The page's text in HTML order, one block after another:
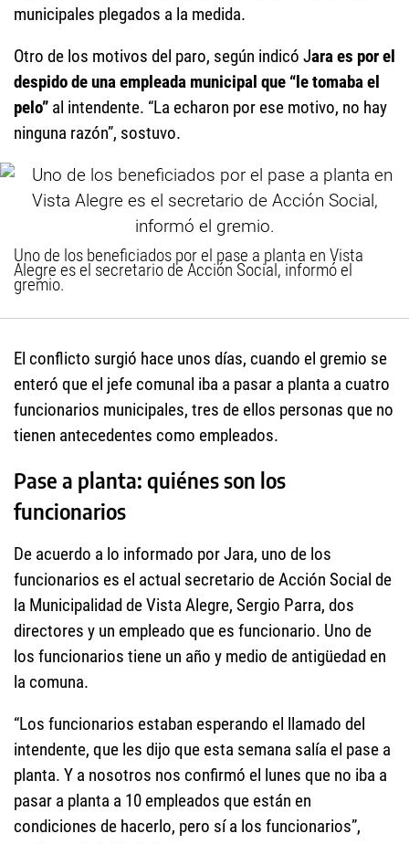
municipales plegados a la medida.
Otro de los motivos del paro, según indicó Jara es por el
despido de una empleada municipal que “le tomaba el
pelo” al intendente. “La echaron por ese motivo, no hay
ninguna razón”, sostuvo.
Uno de los beneficiados por el pase a planta en Vista
Alegre es el secretario de Acción Social, informó el
gremio.
El conflicto surgió hace unos días, cuando el gremio se
enteró que el jefe comunal iba a pasar a planta a cuatro
funcionarios municipales, tres de ellos personas que no
tienen antecedentes como empleados.
Pase a planta: quiénes son los
funcionarios
De acuerdo a lo informado por Jara, uno de los
funcionarios es el actual secretario de Acción Social de
la Municipalidad de Vista Alegre, Sergio Parra, dos
directores y un empleado que es funcionario. Uno de
los funcionarios tiene un año y medio de antigüedad en
la comuna.
“Los funcionarios estaban esperando el llamado del
intendente, que les dijo que esta semana salía el pase a
planta. Y a nosotros nos confirmó el lunes que no iba a
pasar a planta a 10 empleados que están en
condiciones de hacerlo, pero sí a los funcionarios”,